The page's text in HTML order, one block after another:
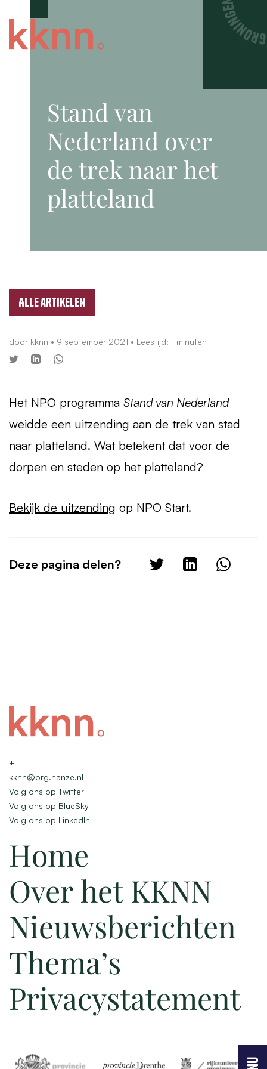
Stand van
Nederland over
de trek naar het
platteland
Alle artikelen
door kknn • 9 september 2021 • Leestijd: 1 minuten
Het NPO programma Stand van Nederland
weidde een uitzending aan de trek van stad
naar platteland. Wat betekent dat voor de
dorpen en steden op het platteland?
Bekijk de uitzending op NPO Start.
Deze pagina delen?
+
kknn@org.hanze.nl
Volg ons op Twitter
Volg ons op BlueSky
Volg ons op LinkedIn
Home
Over het KKNN
Nieuwsberichten
Thema’s
Privacystatement